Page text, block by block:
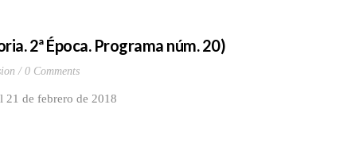
2ª Época. Programa núm. 20)
0 Comments
21 de febrero de 2018